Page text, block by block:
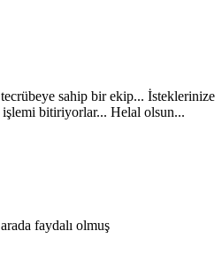
sahip bir ekip... İsteklerinize
işlemi bitiriyorlar... Helal olsun...
faydalı olmuş